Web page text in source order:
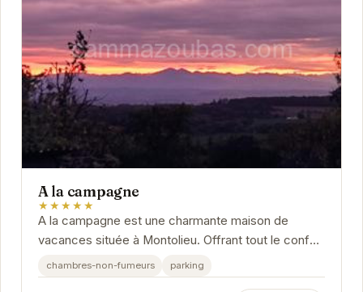
A la campagne
★★★★★
A la campagne est une charmante maison de
vacances située à Montolieu. Offrant tout le confort
nécessaire pour un séjour agréable, elle...
chambres-non-fumeurs parking